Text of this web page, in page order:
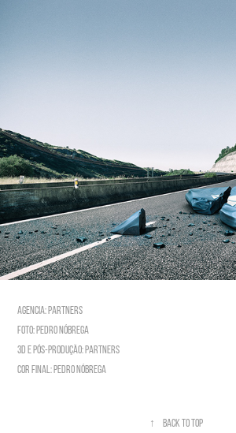
Agencia: Partners
Foto: Pedro Nóbrega
3D e Pós-produção: Partners
Cor Final: Pedro Nóbrega
↑ Back to Top